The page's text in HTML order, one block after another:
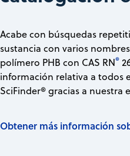
Acabe con búsquedas
sustancia con varios
polímero PHB con CAS RN®
información relativa a todos
SciFinder® gracias a nuestra
Obtener más información